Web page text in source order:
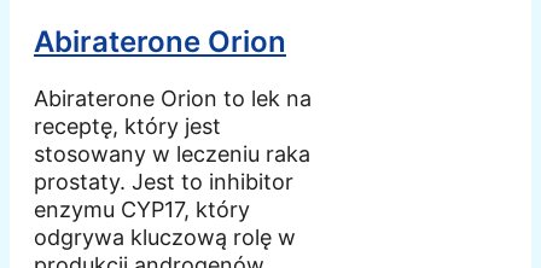
Abiraterone Orion
Abiraterone Orion to lek na
receptę, który jest
stosowany w leczeniu raka
prostaty. Jest to inhibitor
enzymu CYP17, który
odgrywa kluczową rolę w